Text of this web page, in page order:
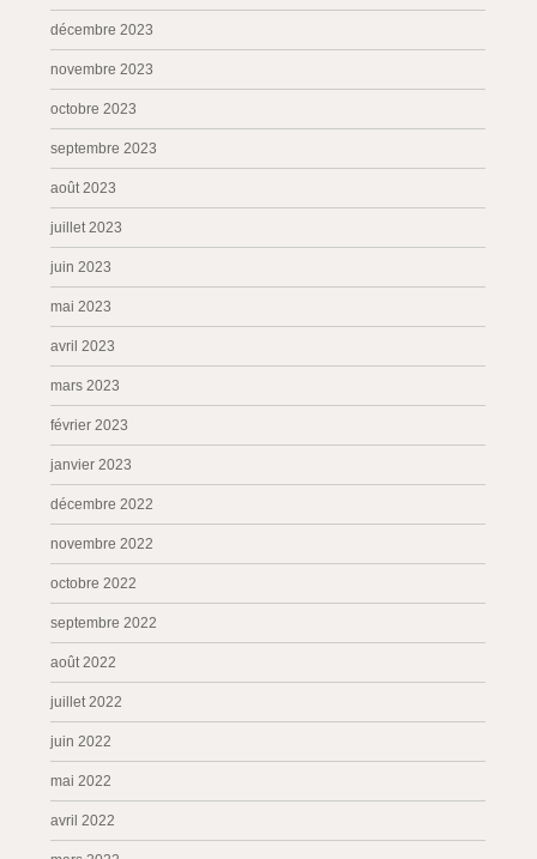
décembre 2023
novembre 2023
octobre 2023
septembre 2023
août 2023
juillet 2023
juin 2023
mai 2023
avril 2023
mars 2023
février 2023
janvier 2023
décembre 2022
novembre 2022
octobre 2022
septembre 2022
août 2022
juillet 2022
juin 2022
mai 2022
avril 2022